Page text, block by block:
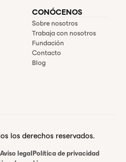
CONÓCENOS
Sobre nosotros
Trabaja con nosotros
Fundación
Contacto
Blog
los derechos reservados.
Aviso legal Política de privacidad